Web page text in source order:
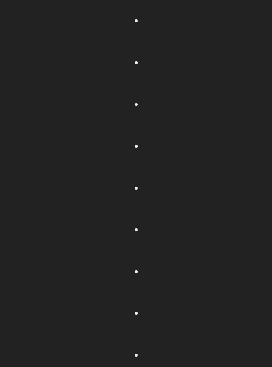
.
.
.
.
.
.
.
.
.